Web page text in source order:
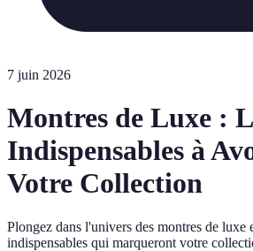
7 juin 2026
Montres de Luxe :
Indispensables à
Votre Collection
Plongez dans l'univers des montres de luxe
indispensables qui marqueront votre